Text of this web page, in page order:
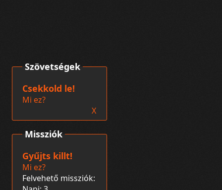
Missziók
Gyűjts killt!
Mi ez?
Felvehető missziók:
Szövetségek
Csekkold le!
Mi ez?
X